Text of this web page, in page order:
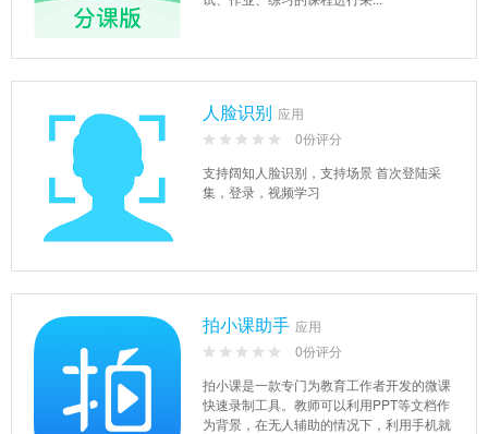
人脸识别 应用
0份评分
支持阔知人脸识别，支持场景 首次登陆采
集，登录，视频学习
拍小课助手 应用
0份评分
拍小课是一款专门为教育工作者开发的微课
快速录制工具。教师可以利用PPT等文档作
为背景，在无人辅助的情况下，利用手机就